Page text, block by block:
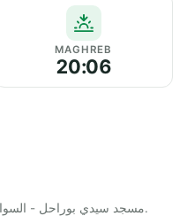
MAGHREB
20:06
Horaires officiels affichés par مسجد سيدي بوراحل - السواحلية.